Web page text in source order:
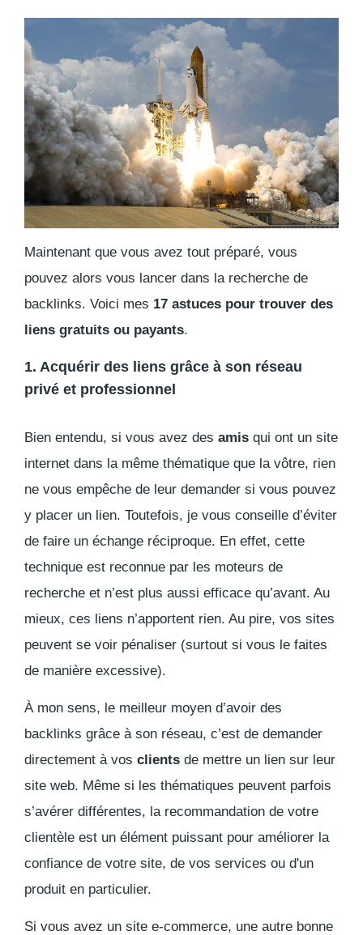
Maintenant que vous avez tout préparé, vous
pouvez alors vous lancer dans la recherche de
backlinks. Voici mes 17 astuces pour trouver des
liens gratuits ou payants.
1. Acquérir des liens grâce à son réseau
privé et professionnel
Bien entendu, si vous avez des amis qui ont un site
internet dans la même thématique que la vôtre, rien
ne vous empêche de leur demander si vous pouvez
y placer un lien. Toutefois, je vous conseille d’éviter
de faire un échange réciproque. En effet, cette
technique est reconnue par les moteurs de
recherche et n’est plus aussi efficace qu’avant. Au
mieux, ces liens n’apportent rien. Au pire, vos sites
peuvent se voir pénaliser (surtout si vous le faites
de manière excessive).
À mon sens, le meilleur moyen d’avoir des
backlinks grâce à son réseau, c’est de demander
directement à vos clients de mettre un lien sur leur
site web. Même si les thématiques peuvent parfois
s’avérer différentes, la recommandation de votre
clientèle est un élément puissant pour améliorer la
confiance de votre site, de vos services ou d'un
produit en particulier.
Si vous avez un site e-commerce, une autre bonne